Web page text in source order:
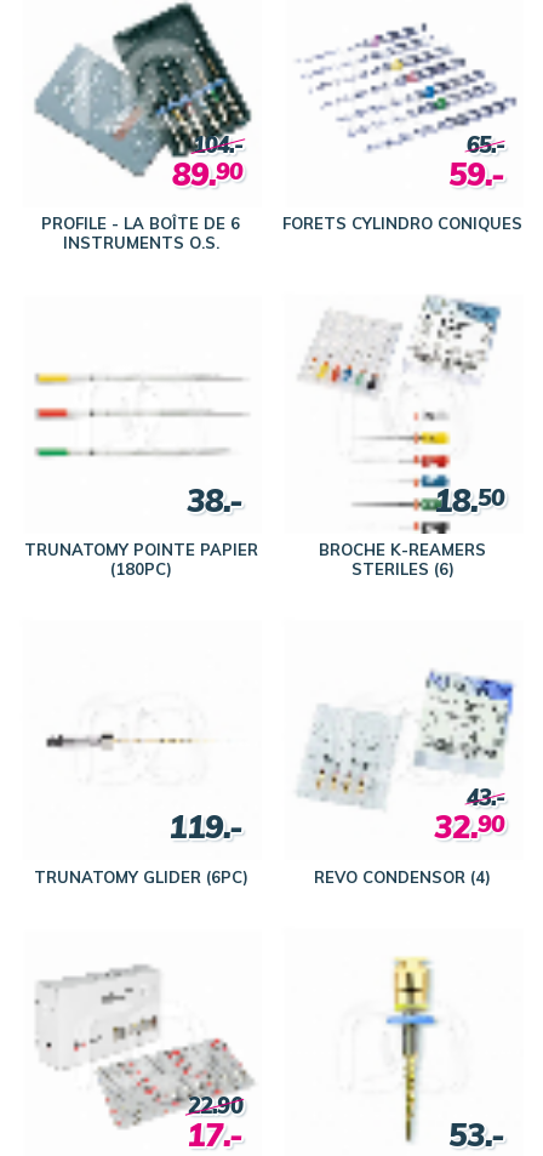
PROFILE - LA BOÎTE DE 6
INSTRUMENTS O.S.
104.-
89.90
FORETS CYLINDRO CONIQUES
65.-
59.-
TRUNATOMY POINTE PAPIER
(180PC)
38.-
BROCHE K-REAMERS
STERILES (6)
18.50
TRUNATOMY GLIDER (6PC)
119.-
REVO CONDENSOR (4)
43.-
32.90
22.90
17.- 53.-